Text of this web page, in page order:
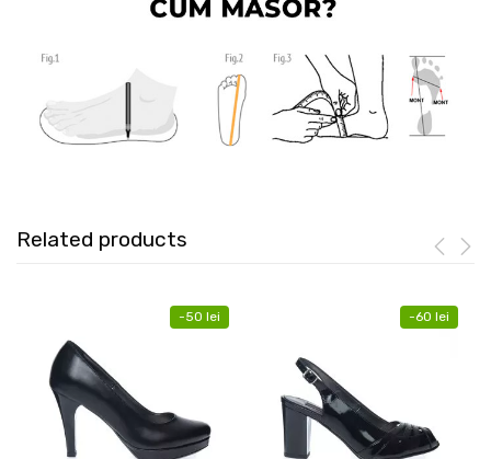
Related products
-50 lei -60 lei